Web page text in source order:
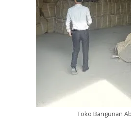
Toko Bangunan